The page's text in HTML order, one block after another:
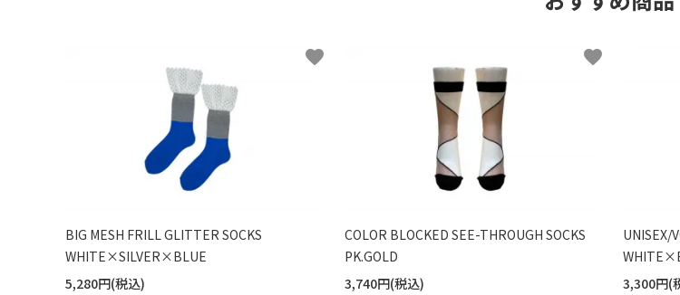
BIG MESH FRILL GLITTER SOCKS
WHITE×SILVER×BLUE
5,280円(税込)
favorite
COLOR BLOCKED SEE-THROUGH SOCKS
PK.GOLD
3,740円(税込)
favorite
UNISEX/
3,300円(